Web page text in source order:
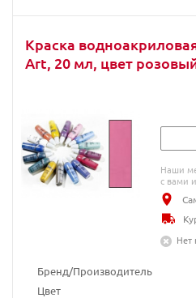
Краска
Art, 20 мл, цвет
Бренд/Производитель
Цвет
Наши
с вами
Нет